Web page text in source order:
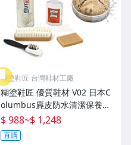
糊塗鞋匠 台灣鞋材工廠
糊塗鞋匠 優質鞋材 V02 日本C
olumbus麂皮防水清潔保養組
1組 麂皮刷 麂皮防霉清潔劑 麂
皮橡膠刷
$ 988~$ 1,248
直購